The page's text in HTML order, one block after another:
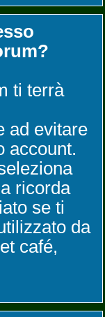
ti terrà
ad evitare
account.
ricorda
se ti
da
café,